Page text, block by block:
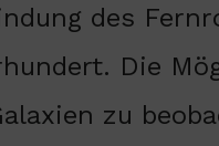
des
Die
zu